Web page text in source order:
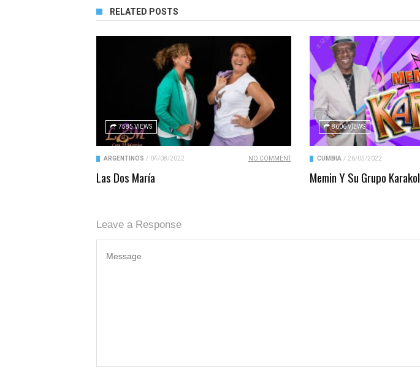
RELATED POSTS
7585 VIEWS
ARGENTINOS / 04/08/2022 NO COMMENT
Las Dos María
8606 VIEWS
CUMBIA / 26/05/2022
Memin Y Su Grupo Karakol
Leave a Response